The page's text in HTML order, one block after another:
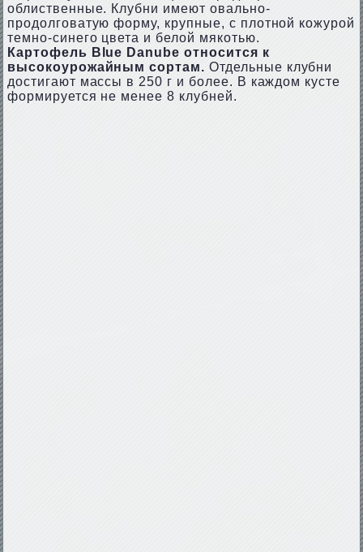
облиственные. Клубни имеют овально-
продолговатую форму, крупные, с плотной кожурой
темно-синего цвета и белой мякотью.
Картофель Blue Danube относится к
высокоурожайным сортам. Отдельные клубни
достигают массы в 250 г и более. В каждом кусте
формируется не менее 8 клубней.